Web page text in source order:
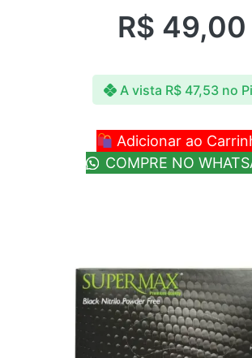
R$ 49,00
A vista R$47,53 no
Adicionar ao
COMPRE NO